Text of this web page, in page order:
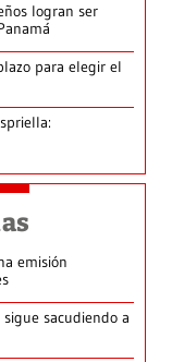
logran ser
para elegir el
emisión
sacudiendo a